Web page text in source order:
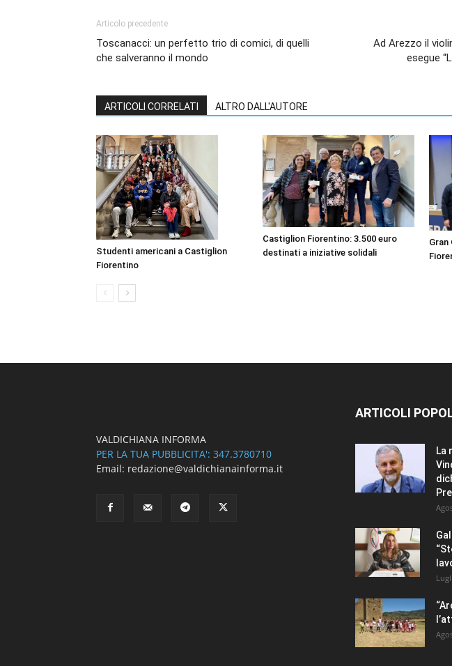
Articolo precedente
Toscanacci: un perfetto trio di comici, di quelli
che salveranno il mondo
Ad Arezzo il
esegue
ARTICOLI CORRELATI ALTRO DALL'AUTORE
Studenti americani a Castiglion
Fiorentino
Castiglion Fiorentino: 3.500 euro
destinati a iniziative solidali
VALDICHIANA INFORMA
PER LA TUA PUBBLICITA': 347.3780710
Email: redazione@valdichianainforma.it
ARTICOLI
La